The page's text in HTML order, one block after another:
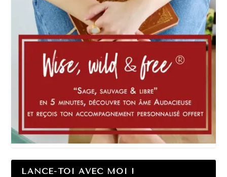
LANCE-TOI AVEC MOI !